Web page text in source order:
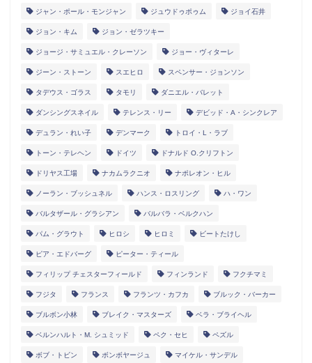
ジャン・ポール・モンジャン ジュウドゥポゥム ジョイ石井
ジョン・キム ジョン・ゼラツキー
ジョージ・サミュエル・クレーソン ジョー・ヴィターレ
ジーン・ストーン スエヒロ スペンサー・ジョンソン
タデウス・ゴラス タモリ ダニエル・バレット
ダンシングスネイル テレンス・リー デビッド・A・シンクレア
デュラン・れい子 デンマーク トロイ・L・ラブ
トーン・テレヘン ドイツ ドナルド O.クリフトン
ドリヤス工場 ナカムラクニオ ナポレオン・ヒル
ノーラン・ブッシュネル ハンス・ロスリング ハ・ワン
バルタザール・グラシアン バルバラ・ベルクハン
パム・グラウト ヒロシ ヒロミ ビートたけし
ピア・エドバーグ ピーター・ティール
フィリップ チェスターフィールド フィンランド フクチマミ
フジタ フランス フランツ・カフカ ブルック・バーカー
ブルボン小林 ブレイク・マスターズ ベラ・ブライヘル
ベルンハルト・M. シュミッド ペク・セヒ ペズル
ボブ・トビン ボンボヤージュ マイケル・サンデル